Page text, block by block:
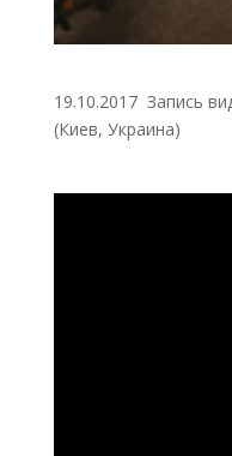
19.10.2017 Запись
(Киев, Украина)